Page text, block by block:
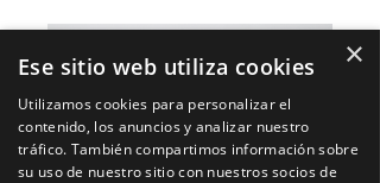
×
Ese sitio web utiliza cookies
Utilizamos cookies para personalizar el
contenido, los anuncios y analizar nuestro
tráfico. También compartimos información sobre
su uso de nuestro sitio con nuestros socios de